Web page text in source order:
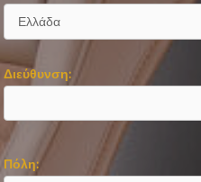
Διεύθυνση:
Πόλη: